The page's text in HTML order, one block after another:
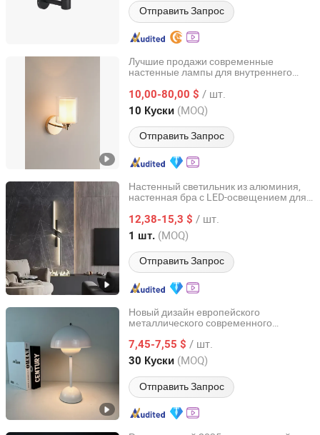
Отправить Запрос
Лучшие продажи современные
настенные лампы для внутреннего
светодиодное освещение, настенные
лампы у кровати
10,00-80,00 $ / шт.
10 Куски (MOQ)
Отправить Запрос
Zhong Shan Rima Lighting Co., Ltd.
Guangdong, China с 2024
Настенный светильник из алюминия,
настенная бра с LED-освещением для
гостиничного освещения и декора
12,38-15,3 $ / шт.
1 шт. (MOQ)
Отправить Запрос
Zhongshan Biggest Lighting Technology Co., Ltd.
Guangdong, China с 2023
Новый дизайн европейского
металлического современного
чтения с защитой для глаз
7,45-7,55 $ / шт.
30 Куски (MOQ)
Отправить Запрос
Good Seller Co., Ltd
Zhejiang, China с 2010